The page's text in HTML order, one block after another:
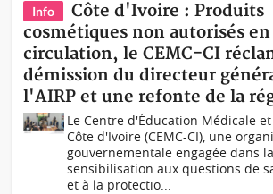
Info
Côte d'Ivoire : Produits
cosmétiques non autorisés en
circulation, le CEMC-CI
démission du directeur
l'AIRP et une refonte de la
Le Centre d'Éducation Médicale
Côte d'Ivoire (CEMC-CI), une
gouvernementale engagée dans la
sensibilisation aux questions de
et à la protectio...